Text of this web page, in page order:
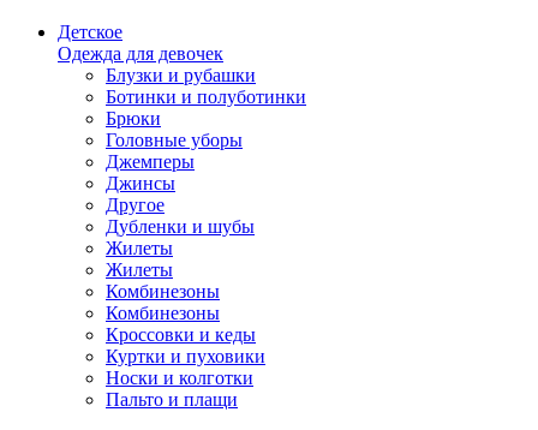
Детское
Одежда для девочек
Блузки и рубашки
Ботинки и полуботинки
Брюки
Головные уборы
Джемперы
Джинсы
Другое
Дубленки и шубы
Жилеты
Жилеты
Комбинезоны
Комбинезоны
Кроссовки и кеды
Куртки и пуховики
Носки и колготки
Пальто и плащи